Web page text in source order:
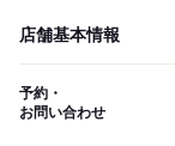
店舗基本情報
予約・
お問い合わせ